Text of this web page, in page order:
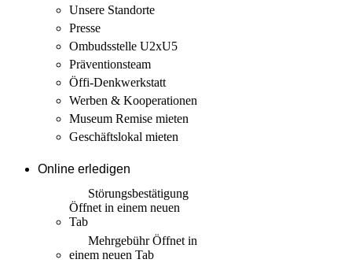
Unsere Standorte
Presse
Ombudsstelle U2xU5
Präventionsteam
Öffi-Denkwerkstatt
Werben & Kooperationen
Museum Remise mieten
Geschäftslokal mieten
Online erledigen
Störungs­bestätigung
Öffnet in einem neuen
Tab
MehrgebührÖffnet in
einem neuen Tab